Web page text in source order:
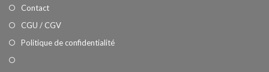
Contact
CGU / CGV
Politique de confidentialité